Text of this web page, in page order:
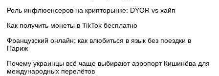
Роль инфлюенсеров на крипторынке: DYOR vs хайп
Как получить монеты в TikTok бесплатно
Французский онлайн: как влюбиться в язык без поездки в
Париж
Почему украинцы всё чаще выбирают аэропорт Кишинёва для
международных перелётов